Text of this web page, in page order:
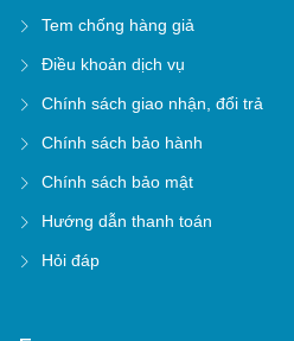
Tem chống hàng giả
Điều khoản dịch vụ
Chính sách giao nhận, đổi trả
Chính sách bảo hành
Chính sách bảo mật
Hướng dẫn thanh toán
Hỏi đáp